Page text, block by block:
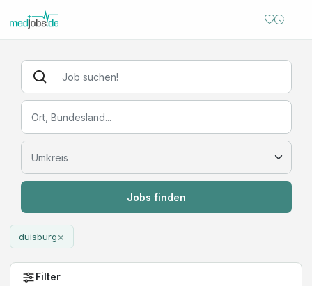
Jobs finden
duisburg×
Filter